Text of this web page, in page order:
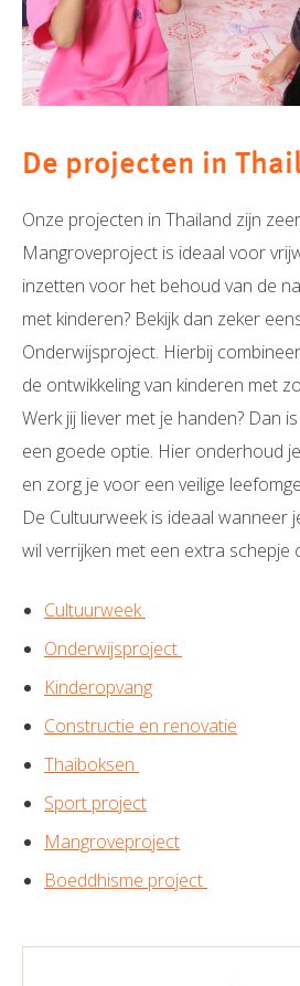
De projecten in
Onze projecten in Thailand zijn
Mangroveproject is ideaal voor
inzetten voor het behoud van de
met kinderen? Bekijk dan zeker
Onderwijsproject. Hierbij
de ontwikkeling van kinderen met
Werk jij liever met je handen? Dan
een goede optie. Hier onderhoud
en zorg je voor een veilige
De Cultuurweek is ideaal wanneer
wil verrijken met een extra schepje
Cultuurweek
Onderwijsproject
Kinderopvang
Constructie en renovatie
Thaiboksen
Sport project
Mangroveproject
Boeddhisme project